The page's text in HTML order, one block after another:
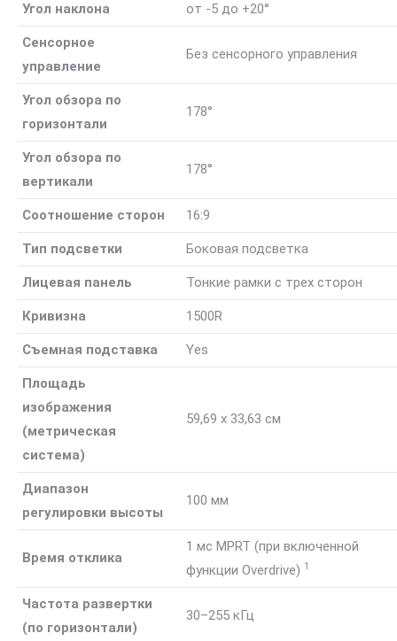
Угол наклона от -5 до +20°
Сенсорное
управление
Без сенсорного управления
Угол обзора по
горизонтали
178°
Угол обзора по
вертикали
178°
Соотношение сторон 16:9
Тип подсветки Боковая подсветка
Лицевая панель Тонкие рамки с трех сторон
Кривизна 1500R
Съемная подставка Yes
Площадь
изображения
(метрическая
система)
59,69 x 33,63 см
Диапазон
регулировки высоты
100 мм
Время отклика
1 мс MPRT (при включенной
функции Overdrive) 1
Частота развертки
(по горизонтали)
30–255 кГц